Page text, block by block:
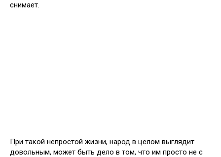
снимает.
При такой непростой жизни, народ в целом выглядит
довольным, может быть дело в том, что им просто не с